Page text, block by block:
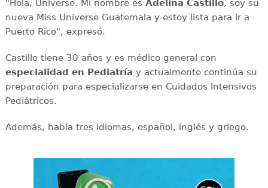
"Hola, Universe. Mi nombre es Adelina Castillo, soy su
nueva Miss Universe Guatemala y estoy lista para ir a
Puerto Rico", expresó.
Castillo tiene 30 años y es médico general con
especialidad en Pediatría y actualmente continúa su
preparación para especializarse en Cuidados Intensivos
Pediátricos.
Además, habla tres idiomas, español, inglés y griego.